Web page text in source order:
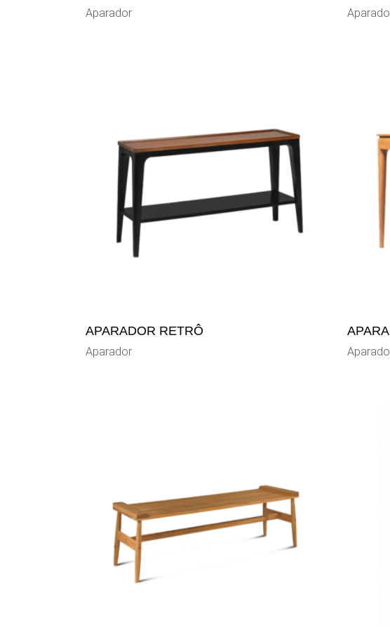
Aparador
APARADOR RETRÔ
Aparador